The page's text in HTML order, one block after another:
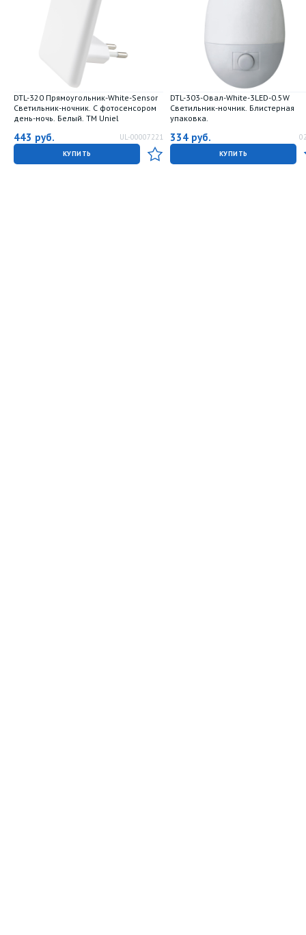
DTL-320 Прямоугольник-White-Sensor
Светильник-ночник. С фотосенсором
день-ночь. Белый. ТМ Uniel
443 руб. UL-00007221
КУПИТЬ
DTL-303-Овал-White-3LED-0.5W
Светильник-ночник. Блистерная
упаковка.
334 руб.
КУПИТЬ